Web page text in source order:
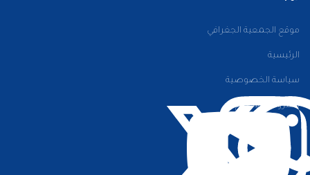
موقع الجمعية الجغرافي
الرئيسية
سياسة الخصوصية
الشروط والأحكام